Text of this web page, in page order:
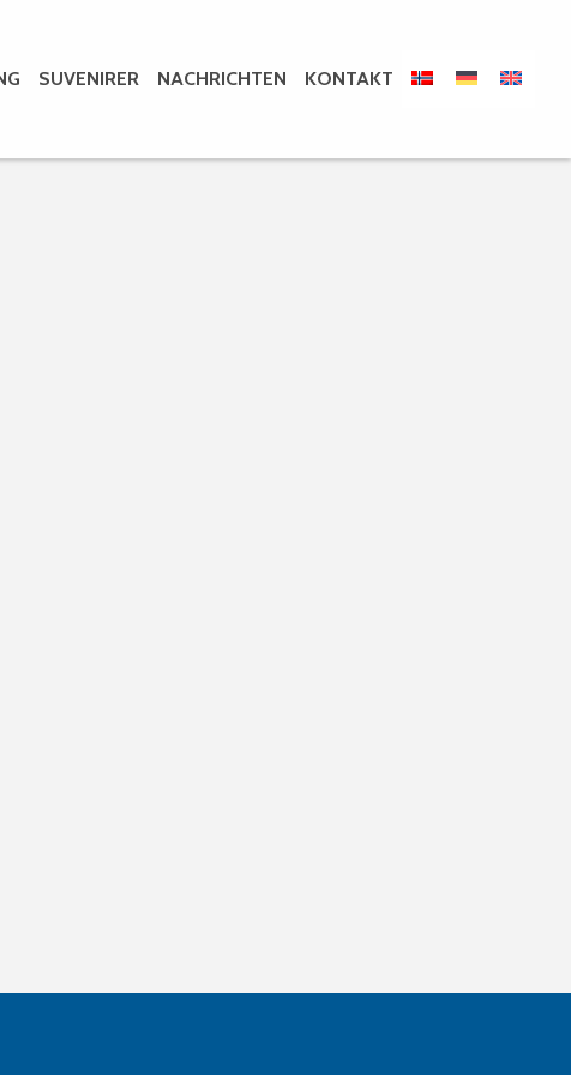
SUVENIRER NACHRICHTEN KONTAKT